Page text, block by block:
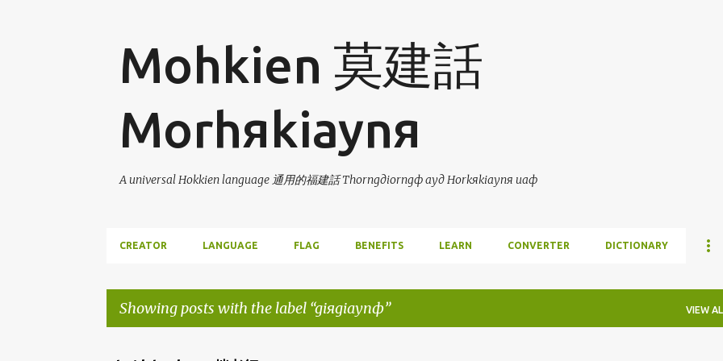
Mohkien 莫建話
Morhяkiaynя
A universal Hokkien language 通用的福建話 Thorngдiorngф ayд Horkяkiaynя uaф
CREATOR LANGUAGE FLAG BENEFITS LEARN CONVERTER DICTIONARY
Showing posts with the label giяgiaynф VIEW